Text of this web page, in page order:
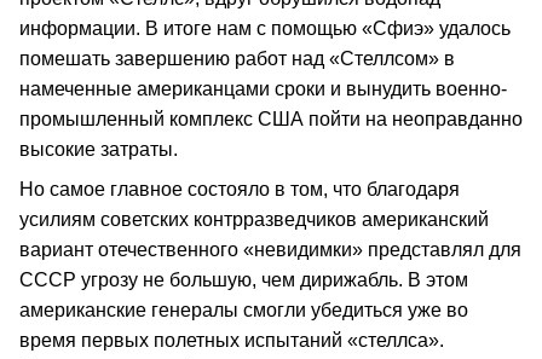
информации. В итоге нам с помощью «Сфиэ» удалось
помешать завершению работ над «Стеллсом» в
намеченные американцами сроки и вынудить военно-
промышленный комплекс США пойти на неоправданно
высокие затраты.
Но самое главное состояло в том, что благодаря
усилиям советских контрразведчиков американский
вариант отечественного «невидимки» представлял для
СССР угрозу не большую, чем дирижабль. В этом
американские генералы смогли убедиться уже во
время первых полетных испытаний «стеллса».